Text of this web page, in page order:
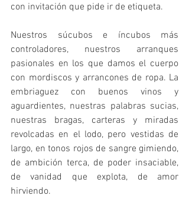
con invitación que pide ir de etiqueta.
Nuestros súcubos e íncubos más
controladores, nuestros arranques
pasionales en los que damos el cuerpo
con mordiscos y arrancones de ropa. La
embriaguez con buenos vinos y
aguardientes, nuestras palabras sucias,
nuestras bragas, carteras y miradas
revolcadas en el lodo, pero vestidas de
largo, en tonos rojos de sangre gimiendo,
de ambición terca, de poder insaciable,
de vanidad que explota, de amor
hirviendo.